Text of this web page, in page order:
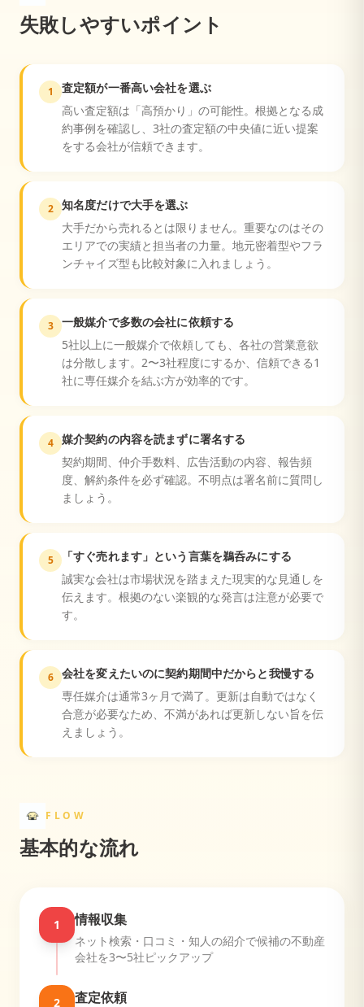
失敗しやすいポイント
1 査定額が一番高い会社を選ぶ
高い査定額は「高預かり」の可能性。根拠となる成
約事例を確認し、3社の査定額の中央値に近い提案
をする会社が信頼できます。
2 知名度だけで大手を選ぶ
大手だから売れるとは限りません。重要なのはその
エリアでの実績と担当者の力量。地元密着型やフラ
ンチャイズ型も比較対象に入れましょう。
3 一般媒介で多数の会社に依頼する
5社以上に一般媒介で依頼しても、各社の営業意欲
は分散します。2〜3社程度にするか、信頼できる1
社に専任媒介を結ぶ方が効率的です。
4 媒介契約の内容を読まずに署名する
契約期間、仲介手数料、広告活動の内容、報告頻
度、解約条件を必ず確認。不明点は署名前に質問し
ましょう。
5 「すぐ売れます」という言葉を鵜呑みにする
誠実な会社は市場状況を踏まえた現実的な見通しを
伝えます。根拠のない楽観的な発言は注意が必要で
す。
6 会社を変えたいのに契約期間中だからと我慢する
専任媒介は通常3ヶ月で満了。更新は自動ではなく
合意が必要なため、不満があれば更新しない旨を伝
えましょう。
FLOW
基本的な流れ
1 情報収集
ネット検索・口コミ・知人の紹介で候補の不動産
会社を3〜5社ピックアップ
2 査定依頼